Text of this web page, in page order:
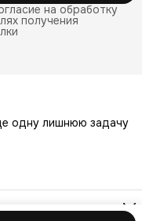
на обработку
получения
одну лишнюю задачу